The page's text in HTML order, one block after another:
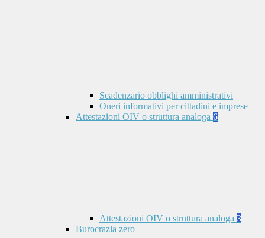
Scadenzario obblighi amministrativi
Oneri informativi per cittadini e imprese
Attestazioni OIV o struttura analoga 6
Attestazioni OIV o struttura analoga 3
Burocrazia zero